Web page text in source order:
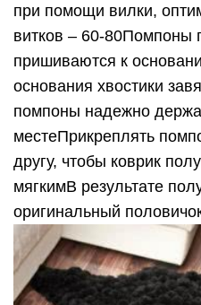
при помощи вилки,
витков – 60-80Помпоны
пришиваются к
основания хвостики
помпоны надежно
местеПрикреплять
другу, чтобы коврик
мягкимВ результате
оригинальный